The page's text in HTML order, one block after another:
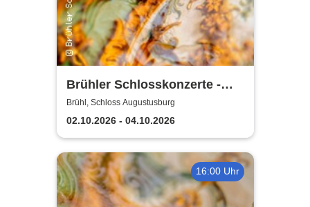
Brühler Schlosskonzerte -
Haydn-Festival 2026
Brühl, Schloss Augustusburg
02.10.2026 - 04.10.2026
16:00 Uhr